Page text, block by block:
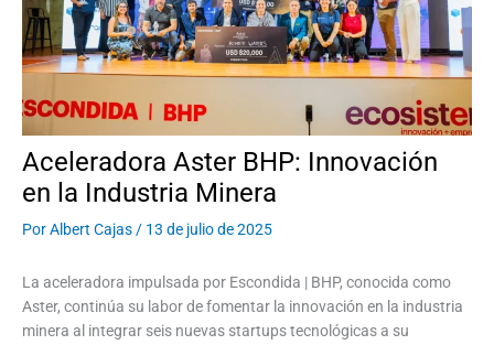
Aceleradora Aster BHP: Innovación
en la Industria Minera
PorAlbert Cajas / 13 de julio de 2025
La aceleradora impulsada por Escondida | BHP, conocida como
Aster, continúa su labor de fomentar la innovación en la industria
minera al integrar seis nuevas startups tecnológicas a su